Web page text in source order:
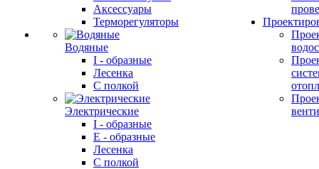
Аксессуары
Терморегуляторы
Водяные
I - образные
Лесенка
С полкой
Электрические
I - образные
E - образные
Лесенка
С полкой